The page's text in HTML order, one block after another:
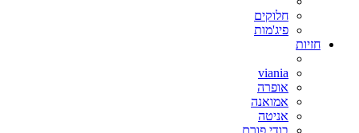
חלוקים
פיג'מות
חזיות
viania
אופרה
אמואנה
אניטה
בודי פורם